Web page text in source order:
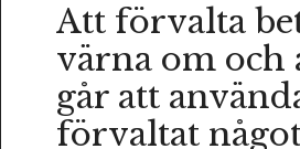
Att förvalta
värna om och
går att
förvaltat